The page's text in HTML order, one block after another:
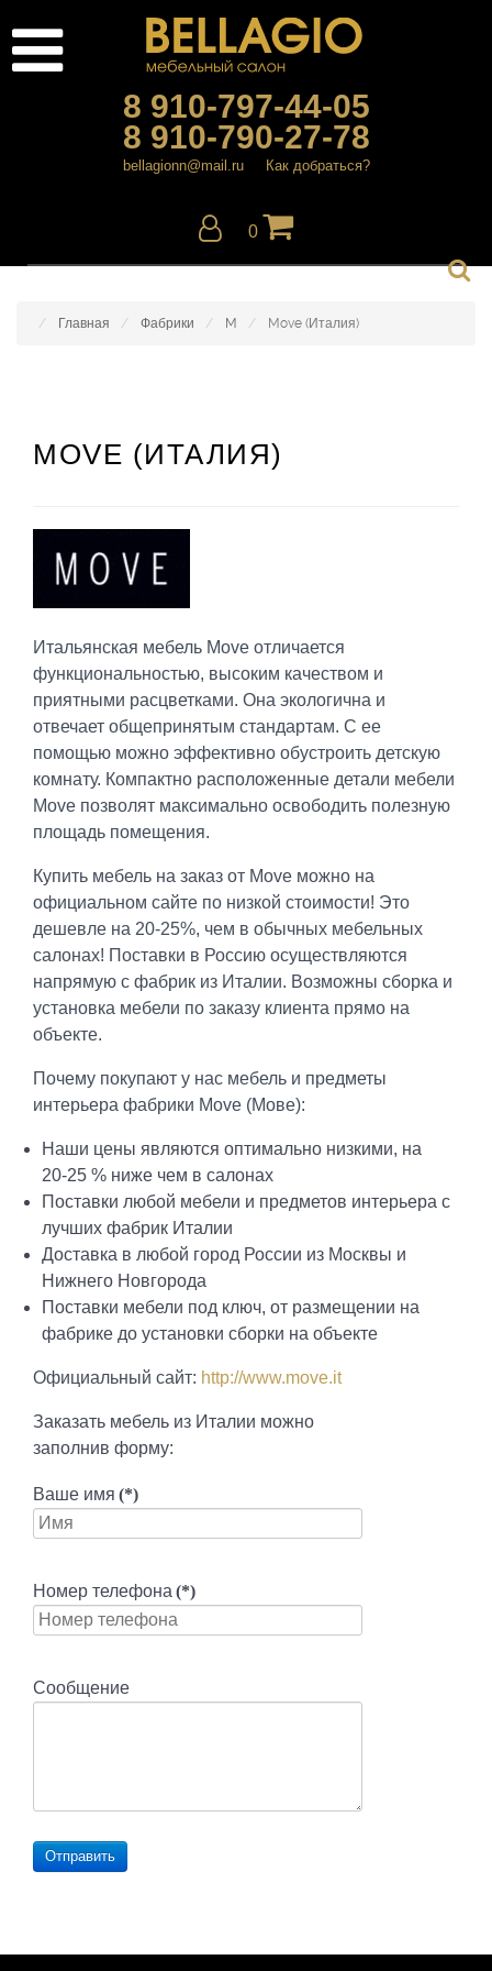
8 910-797-44-05
8 910-790-27-78
bellagionn@mail.ru Как добраться?
0
Главная Фабрики M Move (Италия)
MOVE (ИТАЛИЯ)
Итальянская мебель Move отличается
функциональностью, высоким качеством и
приятными расцветками. Она экологична и
отвечает общепринятым стандартам. С ее
помощью можно эффективно обустроить детскую
комнату. Компактно расположенные детали мебели
Move позволят максимально освободить полезную
площадь помещения.
Купить мебель на заказ от Move можно на
официальном сайте по низкой стоимости! Это
дешевле на 20-25%, чем в обычных мебельных
салонах! Поставки в Россию осуществляются
напрямую с фабрик из Италии. Возможны сборка и
установка мебели по заказу клиента прямо на
объекте.
Почему покупают у нас мебель и предметы
интерьера фабрики Move (Мове):
Наши цены являются оптимально низкими, на
20-25 % ниже чем в салонах
Поставки любой мебели и предметов интерьера с
лучших фабрик Италии
Доставка в любой город России из Москвы и
Нижнего Новгорода
Поставки мебели под ключ, от размещении на
фабрике до установки сборки на объекте
Официальный сайт: http://www.move.it
Заказать мебель из Италии можно
заполнив форму:
Ваше имя (*)
Номер телефона (*)
Сообщение
Отправить